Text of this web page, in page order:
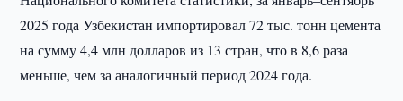
2025 года Узбекистан импортировал 72 тыс. тонн цемента
на сумму 4,4 млн долларов из 13 стран, что в 8,6 раза
меньше, чем за аналогичный период 2024 года.